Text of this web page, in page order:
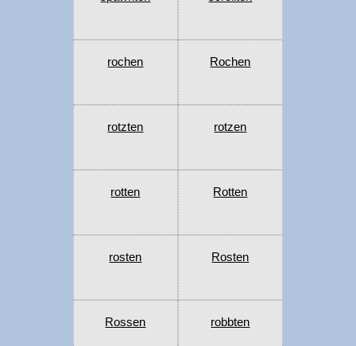
rochen Rochen
rotzten rotzen
rotten Rotten
rosten Rosten
Rossen robbten